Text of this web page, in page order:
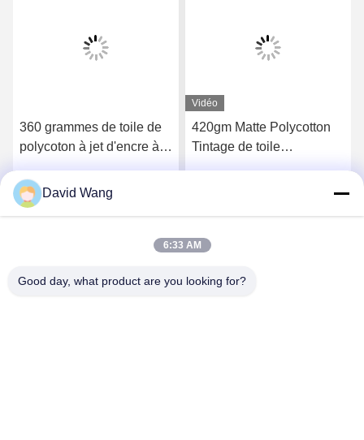
360 grammes de toile de
polycoton à jet d'encre à
les imprimantes Canon
Parlez Maintenant.
Vidéo
420gm Matte Polycotton
Tintage de toile
David Wang
6:33 AM
Good day, what product are you looking for?